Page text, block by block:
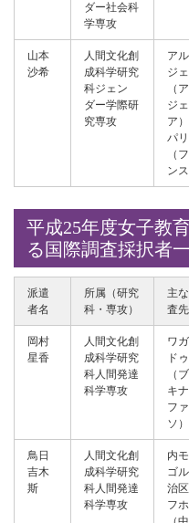
ダー社会科
学専攻
山本
沙希
人間文化創
成科学研究
科ジェン
ダー学際研
究専攻
アル
ジェ
（
ジ
ア）
パリ
（
ンス
平成25年度女子教
る国際調査採択者
派遣
者名
所属（研究
科・専攻）
主
査先
岡村
星香
人間文化創
成科学研究
科人間発達
科学専攻
ワガ
ド
（
キナ
ファ
ソ）
鳥日
吉木
斯
人間文化創
成科学研究
科人間発達
科学専攻
内
ゴ
治
フ